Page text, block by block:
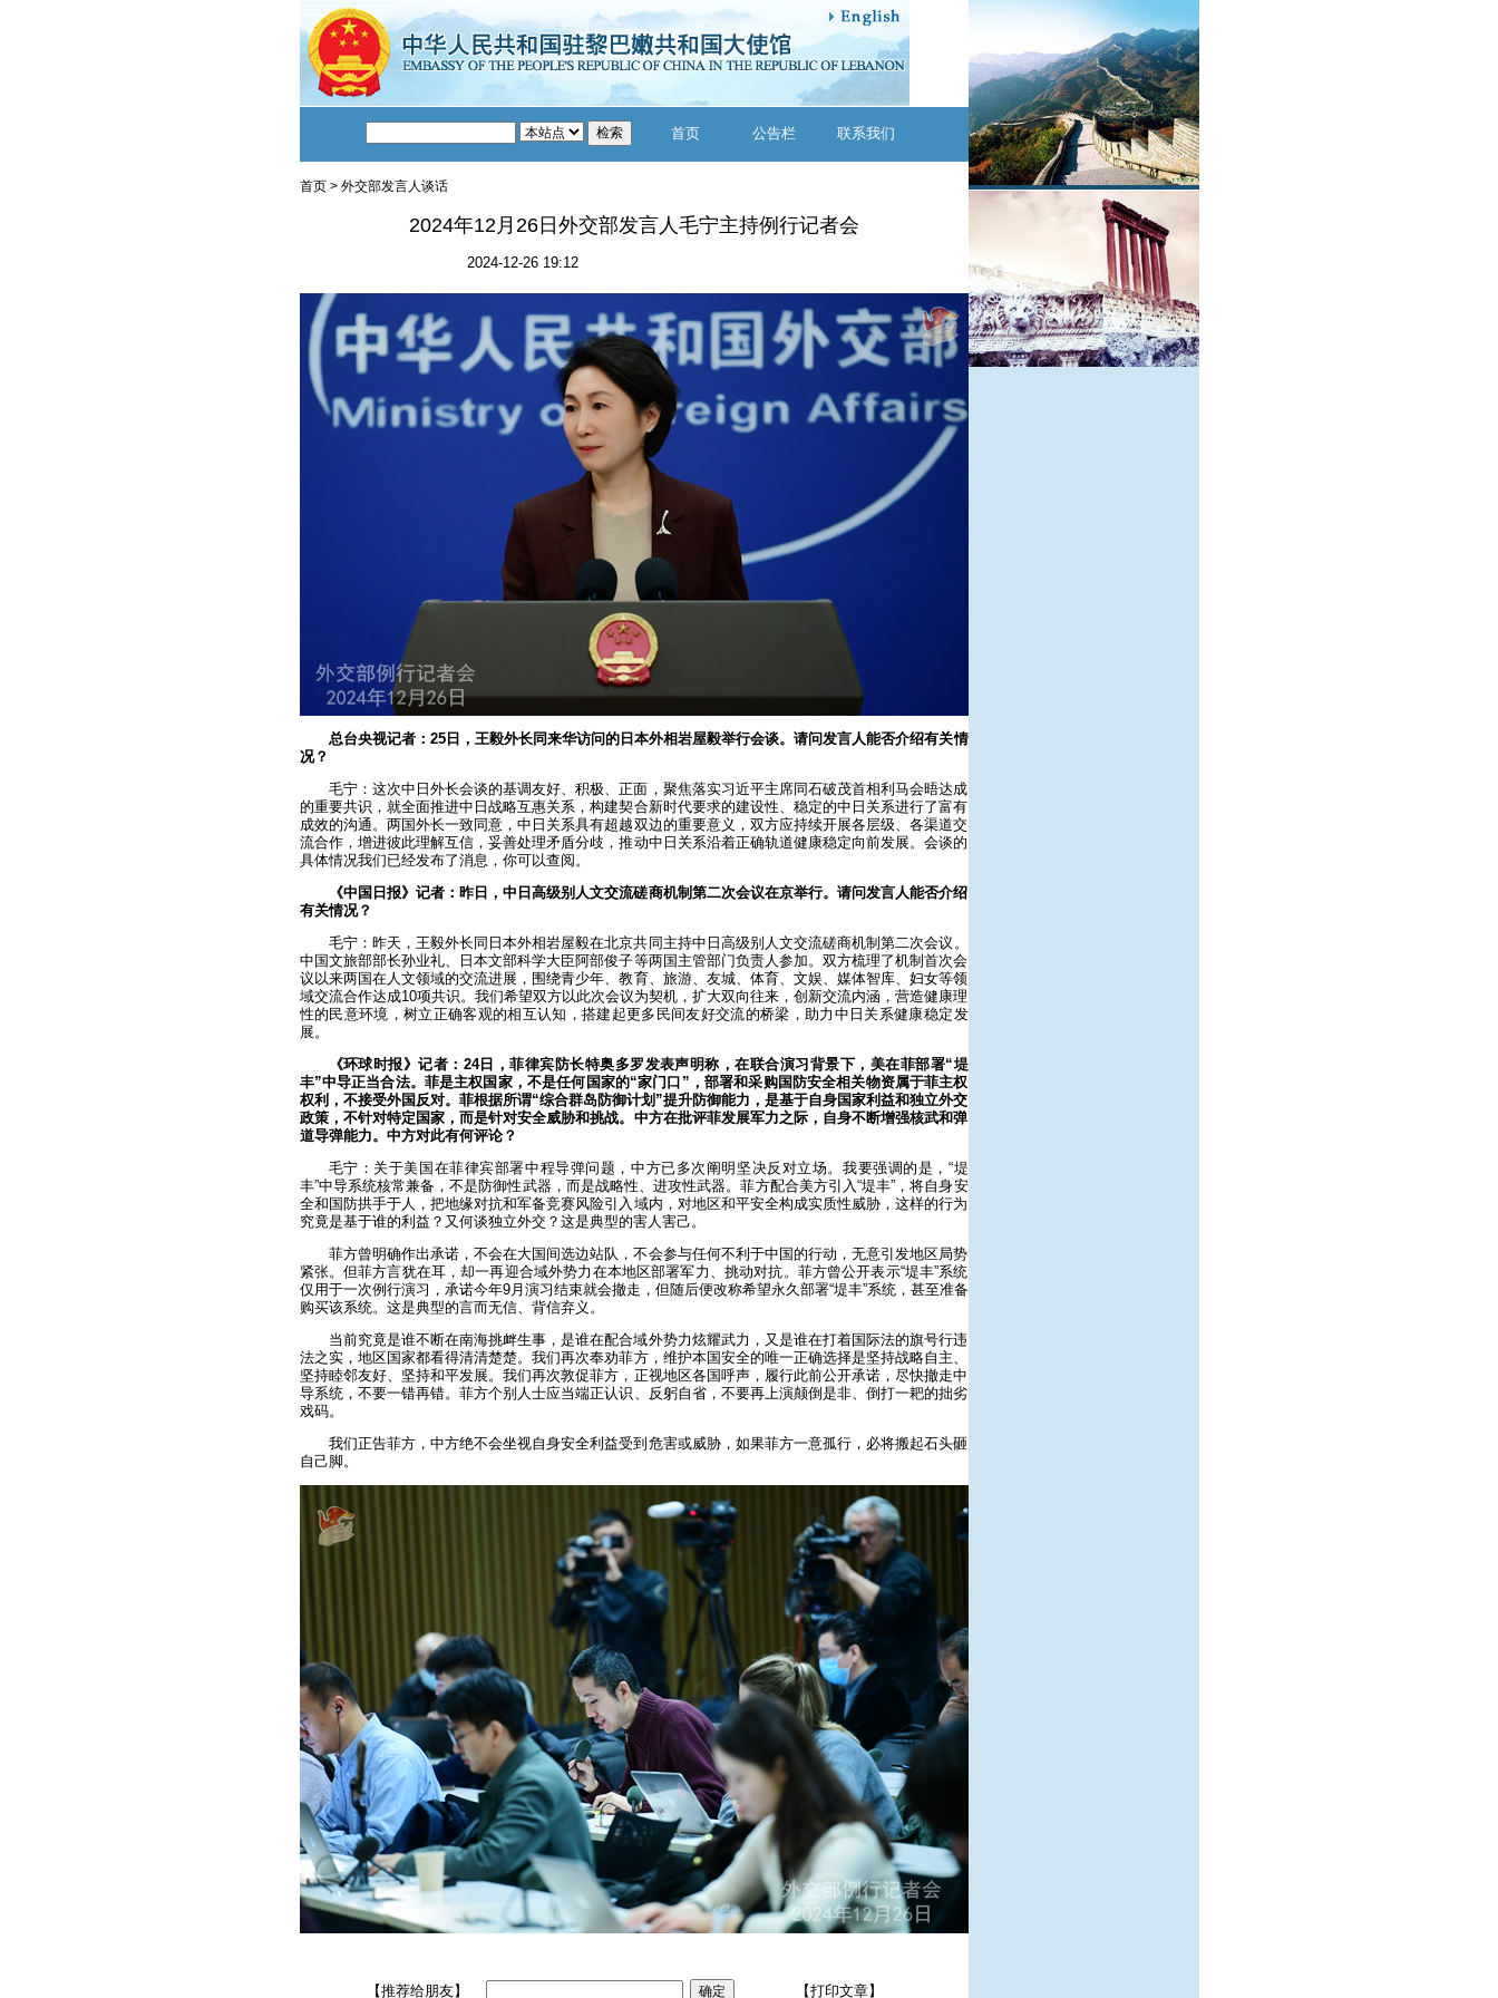
首页 公告栏 联系我们
首页> 外交部发言人谈话
2024年12月26日外交部发言人毛宁主持例行记者会
2024-12-26 19:12
总台央视记者：25日，王毅外长同来华访问的日本外相岩屋毅举行会谈。请问发言人能否介绍有关情
况？
毛宁：这次中日外长会谈的基调友好、积极、正面，聚焦落实习近平主席同石破茂首相利马会晤达成
的重要共识，就全面推进中日战略互惠关系，构建契合新时代要求的建设性、稳定的中日关系进行了富有
成效的沟通。两国外长一致同意，中日关系具有超越双边的重要意义，双方应持续开展各层级、各渠道交
流合作，增进彼此理解互信，妥善处理矛盾分歧，推动中日关系沿着正确轨道健康稳定向前发展。会谈的
具体情况我们已经发布了消息，你可以查阅。
《中国日报》记者：昨日，中日高级别人文交流磋商机制第二次会议在京举行。请问发言人能否介绍
有关情况？
毛宁： 昨天，王毅外长同日本外相岩屋毅在北京共同主持中日高级别人文交流磋商机制第二次会议。
中国文旅部部长孙业礼、日本文部科学大臣阿部俊子等两国主管部门负责人参加。双方梳理了机制首次会
议以来两国在人文领域的交流进展，围绕青少年、教育、旅游、友城、体育、文娱、媒体智库、妇女等领
域交流合作达成10项共识。我们希望双方以此次会议为契机，扩大双向往来，创新交流内涵，营造健康理
性的民意环境，树立正确客观的相互认知，搭建起更多民间友好交流的桥梁，助力中日关系健康稳定发
展。
《环球时报》记者：24日，菲律宾防长特奥多罗发表声明称，在联合演习背景下，美在菲部署“堤
丰”中导正当合法。菲是主权国家，不是任何国家的“家门口”，部署和采购国防安全相关物资属于菲主权
权利，不接受外国反对。菲根据所谓“综合群岛防御计划”提升防御能力，是基于自身国家利益和独立外交
政策，不针对特定国家，而是针对安全威胁和挑战。中方在批评菲发展军力之际，自身不断增强核武和弹
道导弹能力。中方对此有何评论？
毛宁： 关于美国在菲律宾部署中程导弹问题，中方已多次阐明坚决反对立场。我要强调的是，“堤
丰”中导系统核常兼备，不是防御性武器，而是战略性、进攻性武器。菲方配合美方引入“堤丰”，将自身安
全和国防拱手于人，把地缘对抗和军备竞赛风险引入域内，对地区和平安全构成实质性威胁，这样的行为
究竟是基于谁的利益？又何谈独立外交？这是典型的害人害己。
菲方曾明确作出承诺，不会在大国间选边站队，不会参与任何不利于中国的行动，无意引发地区局势
紧张。但菲方言犹在耳，却一再迎合域外势力在本地区部署军力、挑动对抗。菲方曾公开表示“堤丰”系统
仅用于一次例行演习，承诺今年9月演习结束就会撤走，但随后便改称希望永久部署“堤丰”系统，甚至准备
购买该系统。这是典型的言而无信、背信弃义。
当前究竟是谁不断在南海挑衅生事，是谁在配合域外势力炫耀武力，又是谁在打着国际法的旗号行违
法之实，地区国家都看得清清楚楚。我们再次奉劝菲方，维护本国安全的唯一正确选择是坚持战略自主、
坚持睦邻友好、坚持和平发展。我们再次敦促菲方，正视地区各国呼声，履行此前公开承诺，尽快撤走中
导系统，不要一错再错。菲方个别人士应当端正认识、反躬自省，不要再上演颠倒是非、倒打一耙的拙劣
戏码。
我们正告菲方，中方绝不会坐视自身安全利益受到危害或威胁，如果菲方一意孤行，必将搬起石头砸
自己脚。
【推荐给朋友】 【打印文章】